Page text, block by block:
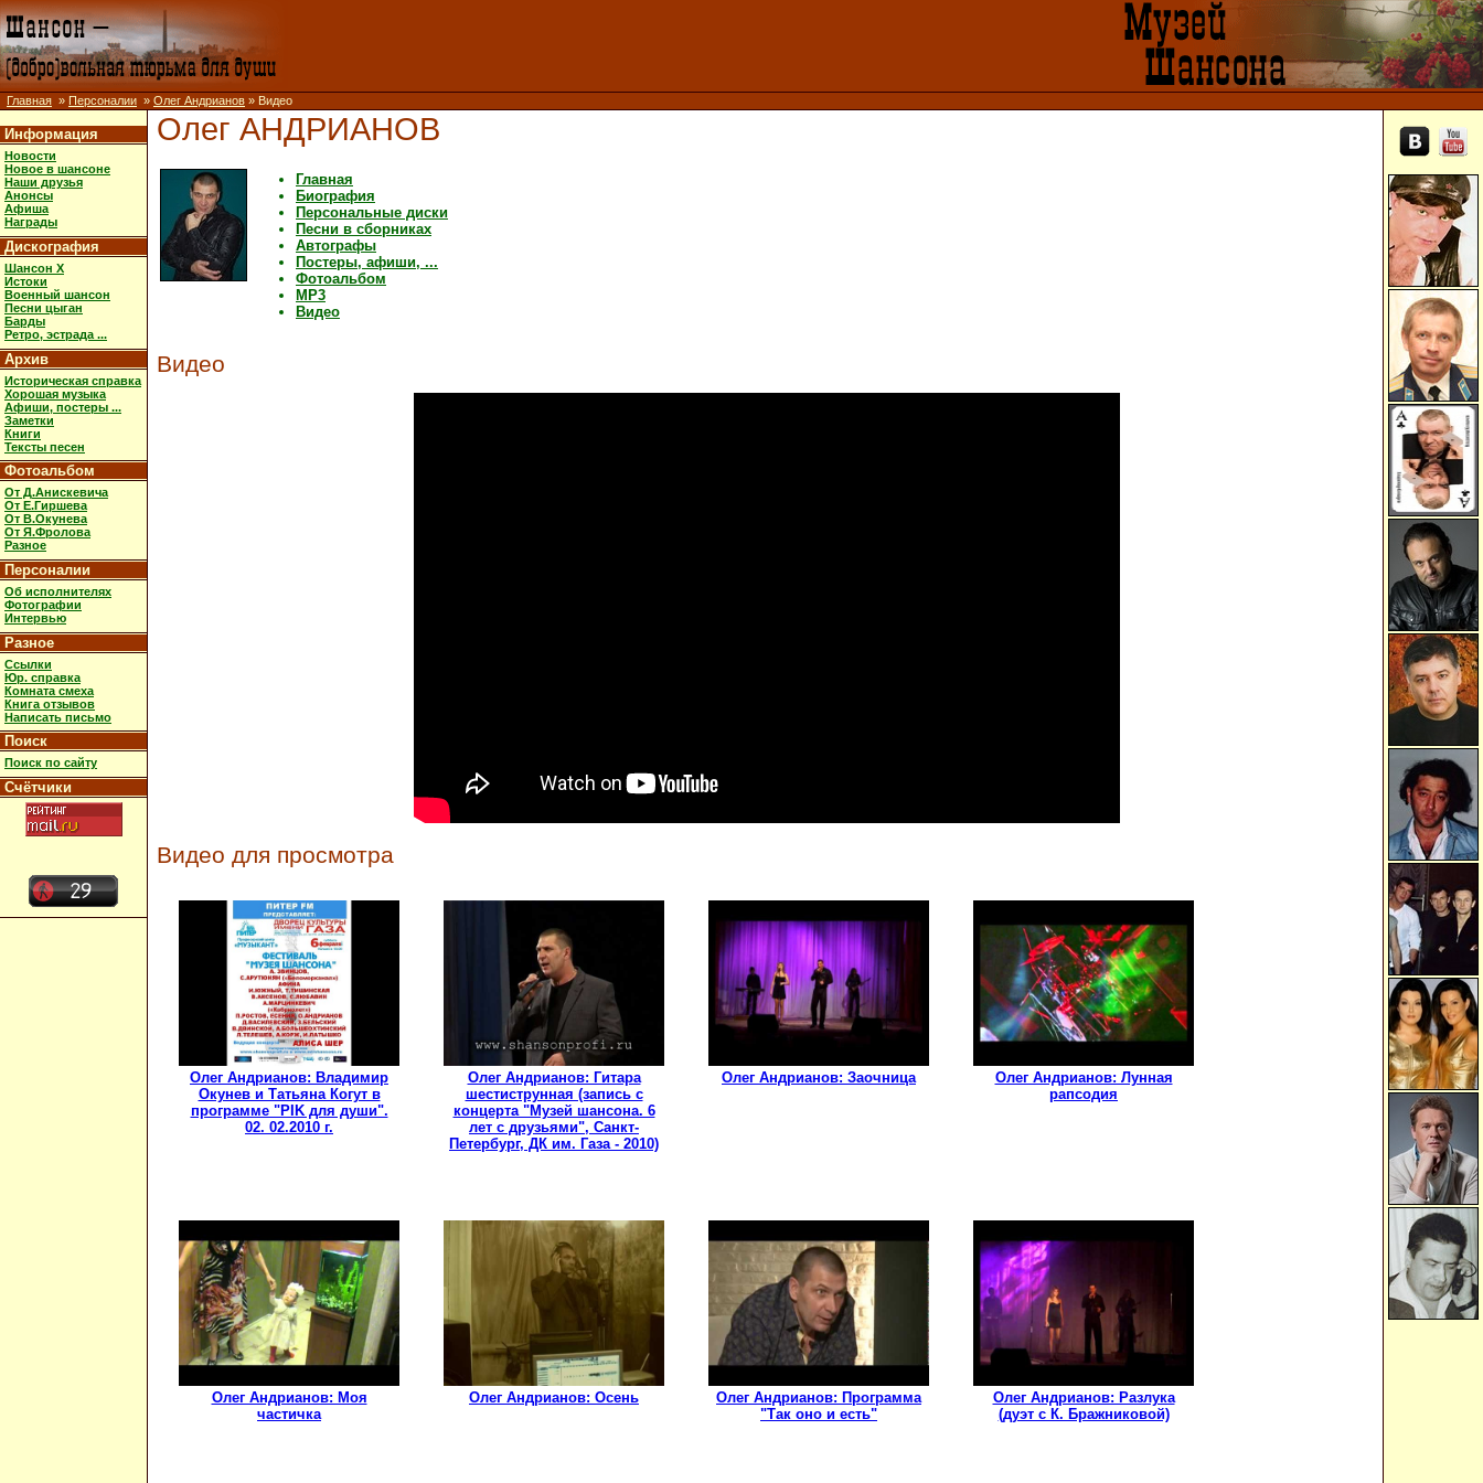
Главная » Персоналии » Олег Андрианов » Видео
Информация
Новости
Новое в шансоне
Наши друзья
Анонсы
Афиша
Награды
Дискография
Шансон X
Истоки
Военный шансон
Песни цыган
Барды
Ретро, эстрада ...
Архив
Историческая справка
Хорошая музыка
Афиши, постеры ...
Заметки
Книги
Тексты песен
Фотоальбом
От Д.Анискевича
От Е.Гиршева
От В.Окунева
От Я.Фролова
Разное
Персоналии
Об исполнителях
Фотографии
Интервью
Разное
Ссылки
Юр. справка
Комната смеха
Книга отзывов
Написать письмо
Поиск
Поиск по сайту
Счётчики
Олег АНДРИАНОВ
Главная
Биография
Персональные диски
Песни в сборниках
Автографы
Постеры, афиши, ...
Фотоальбом
MP3
Видео
Видео
Видео для просмотра
Олег Андрианов: Владимир
Окунев и Татьяна Когут в
программе "PIK для души".
02. 02.2010 г.
Олег Андрианов: Гитара
шестиструнная (запись с
концерта "Музей шансона. 6
лет с друзьями", Санкт-
Петербург, ДК им. Газа - 2010)
Олег Андрианов: Заочница
Олег Андрианов: Лунная
рапсодия
Олег Андрианов: Моя
частичка
Олег Андрианов: Осень
Олег Андрианов: Программа
"Так оно и есть"
Олег Андрианов: Разлука
(дуэт с К. Бражниковой)